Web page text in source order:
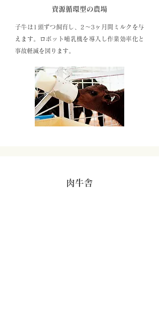
資源循環型の農場
子牛は1頭ずつ飼育し、2〜3ヶ月間ミルクを与
えます。ロボット哺乳機を導入し作業効率化と
事故軽減を図ります。
肉牛舎